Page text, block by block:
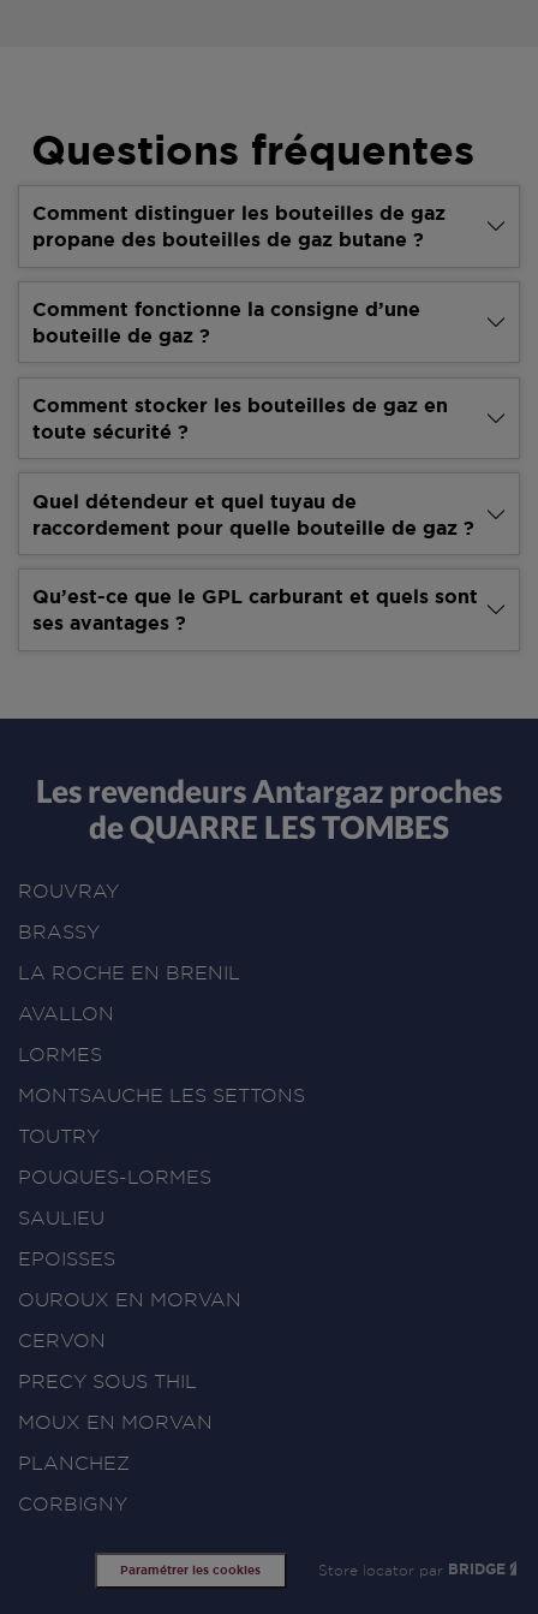
Questions fréquentes
Comment distinguer les bouteilles de gaz
propane des bouteilles de gaz butane ?
Comment fonctionne la consigne d’une
bouteille de gaz ?
Comment stocker les bouteilles de gaz en
toute sécurité ?
Quel détendeur et quel tuyau de
raccordement pour quelle bouteille de gaz ?
Qu’est-ce que le GPL carburant et quels sont
ses avantages ?
Les revendeurs Antargaz proches
de QUARRE LES TOMBES
ROUVRAY
BRASSY
LA ROCHE EN BRENIL
AVALLON
LORMES
MONTSAUCHE LES SETTONS
TOUTRY
POUQUES-LORMES
SAULIEU
EPOISSES
OUROUX EN MORVAN
CERVON
PRECY SOUS THIL
MOUX EN MORVAN
PLANCHEZ
CORBIGNY
Paramétrer les cookies Store locator par BRIDGE